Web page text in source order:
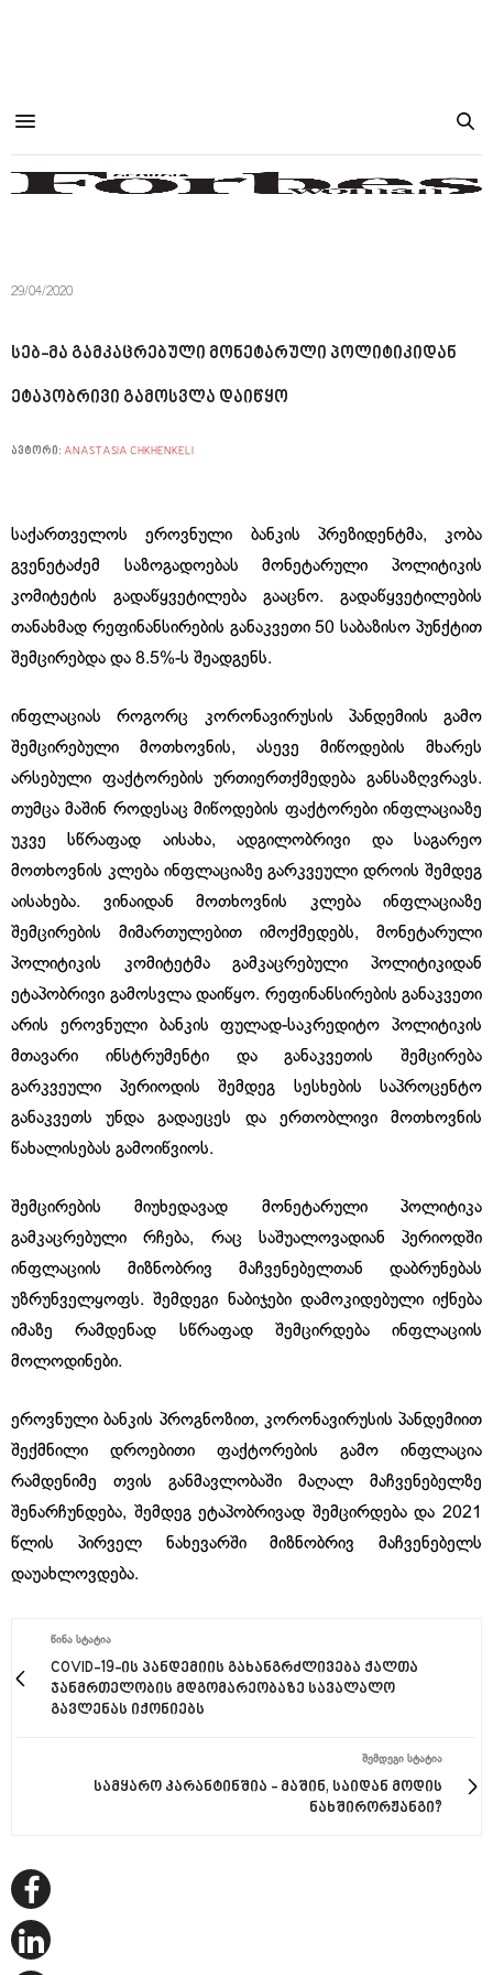
29/04/2020
სებ-მა გამკაცრებული მონეტარული პოლიტიკიდან
ეტაპობრივი გამოსვლა დაიწყო
ავტორი: ANASTASIA CHKHENKELI
საქართველოს ეროვნული ბანკის პრეზიდენტმა, კობა
გვენეტაძემ საზოგადოებას მონეტარული პოლიტიკის
კომიტეტის გადაწყვეტილება გააცნო. გადაწყვეტილების
თანახმად რეფინანსირების განაკვეთი 50 საბაზისო პუნქტით
შემცირებდა და 8.5%-ს შეადგენს.
ინფლაციას როგორც კორონავირუსის პანდემიის გამო
შემცირებული მოთხოვნის, ასევე მიწოდების მხარეს
არსებული ფაქტორების ურთიერთქმედება განსაზღვრავს.
თუმცა მაშინ როდესაც მიწოდების ფაქტორები ინფლაციაზე
უკვე სწრაფად აისახა, ადგილობრივი და საგარეო
მოთხოვნის კლება ინფლაციაზე გარკვეული დროის შემდეგ
აისახება. ვინაიდან მოთხოვნის კლება ინფლაციაზე
შემცირების მიმართულებით იმოქმედებს, მონეტარული
პოლიტიკის კომიტეტმა გამკაცრებული პოლიტიკიდან
ეტაპობრივი გამოსვლა დაიწყო. რეფინანსირების განაკვეთი
არის ეროვნული ბანკის ფულად-საკრედიტო პოლიტიკის
მთავარი ინსტრუმენტი და განაკვეთის შემცირება
გარკვეული პერიოდის შემდეგ სესხების საპროცენტო
განაკვეთს უნდა გადაეცეს და ერთობლივი მოთხოვნის
წახალისებას გამოიწვიოს.
შემცირების მიუხედავად მონეტარული პოლიტიკა
გამკაცრებული რჩება, რაც საშუალოვადიან პერიოდში
ინფლაციის მიზნობრივ მაჩვენებელთან დაბრუნებას
უზრუნველყოფს. შემდეგი ნაბიჯები დამოკიდებული იქნება
იმაზე რამდენად სწრაფად შემცირდება ინფლაციის
მოლოდინები.
ეროვნული ბანკის პროგნოზით, კორონავირუსის პანდემიით
შექმნილი დროებითი ფაქტორების გამო ინფლაცია
რამდენიმე თვის განმავლობაში მაღალ მაჩვენებელზე
შენარჩუნდება, შემდეგ ეტაპობრივად შემცირდება და 2021
წლის პირველ ნახევარში მიზნობრივ მაჩვენებელს
დაუახლოვდება.
ᲬᲘᲜᲐ ᲡᲢᲐᲢᲘᲐ
COVID-19-ის პანდემიის გახანგრძლივება ქალთა
ჯანმრთელობის მდგომარეობაზე სავალალო
გავლენას იქონიებს
ᲨᲔᲛᲓᲔᲒᲘ ᲡᲢᲐᲢᲘᲐ
სამყარო კარანტინშია - მაშინ, საიდან მოდის
ნახშირორჟანგი?